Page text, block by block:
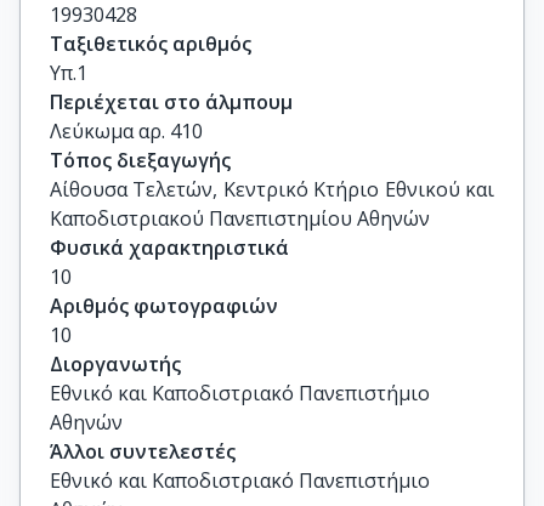
19930428
Ταξιθετικός αριθμός
Υπ.1
Περιέχεται στο άλμπουμ
Λεύκωμα αρ. 410
Τόπος διεξαγωγής
Αίθουσα Τελετών, Κεντρικό Κτήριο Εθνικού και
Καποδιστριακού Πανεπιστημίου Αθηνών
Φυσικά χαρακτηριστικά
10
Αριθμός φωτογραφιών
10
Διοργανωτής
Εθνικό και Καποδιστριακό Πανεπιστήμιο
Αθηνών
Άλλοι συντελεστές
Εθνικό και Καποδιστριακό Πανεπιστήμιο